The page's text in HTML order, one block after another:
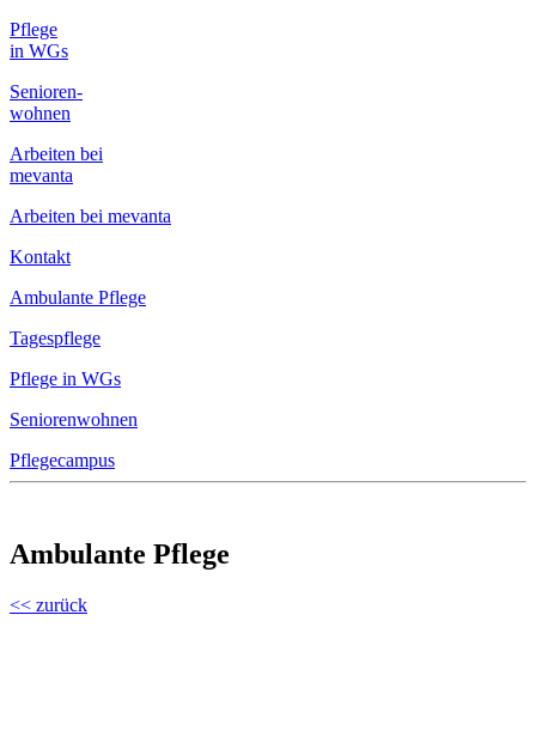
Pflege
in WGs
Senioren-
wohnen
Arbeiten bei
mevanta
Arbeiten bei mevanta
Kontakt
Ambulante Pflege
Tagespflege
Pflege in WGs
Seniorenwohnen
Pflegecampus
Ambulante Pflege
<< zurück